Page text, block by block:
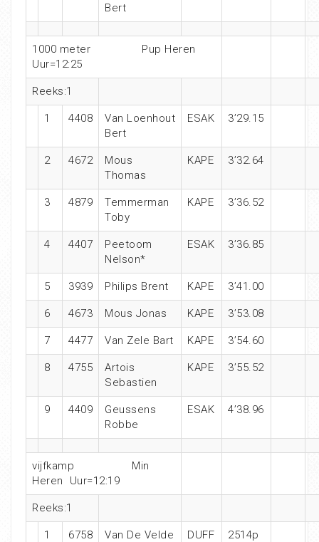
Bert
1000 meter Pup Heren
Uur=12:25
Reeks:1
1 4408
Van Loenhout
Bert
ESAK 3’29.15
2 4672
Mous
Thomas
KAPE 3’32.64
3 4879
Temmerman
Toby
KAPE 3’36.52
4 4407
Peetoom
Nelson*
ESAK 3’36.85
5 3939 Philips Brent KAPE 3’41.00
6 4673 Mous Jonas KAPE 3’53.08
7 4477 Van Zele Bart KAPE 3’54.60
8 4755
Artois
Sebastien
KAPE 3’55.52
9 4409
Geussens
Robbe
ESAK 4’38.96
vijfkamp Min
Heren Uur=12:19
Reeks:1
1 6758
Van De Velde
DUFF 2514p